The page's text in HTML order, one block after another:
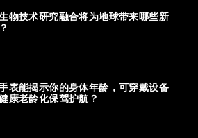
物技术研究融合将为地球带来哪些新
表能揭示你的身体年龄，可穿戴设备
康老龄化保驾护航？